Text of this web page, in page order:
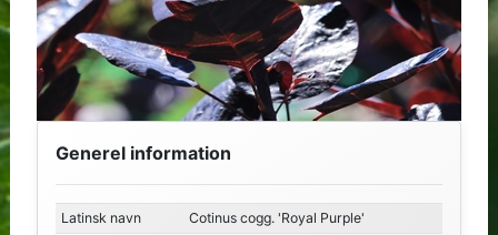
Generel information
Latinsk navn
Cotinus cogg. 'Royal Purple'